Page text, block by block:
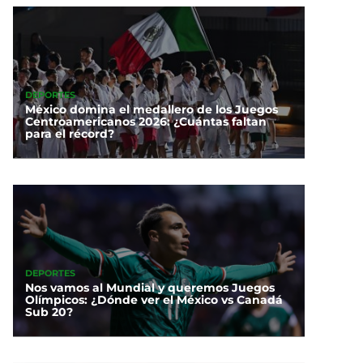
DEPORTES
México domina el medallero de los Juegos
Centroamericanos 2026: ¿Cuántas faltan
para el récord?
DEPORTES
Nos vamos al Mundial y queremos Juegos
Olímpicos: ¿Dónde ver el México vs Canadá
Sub 20?